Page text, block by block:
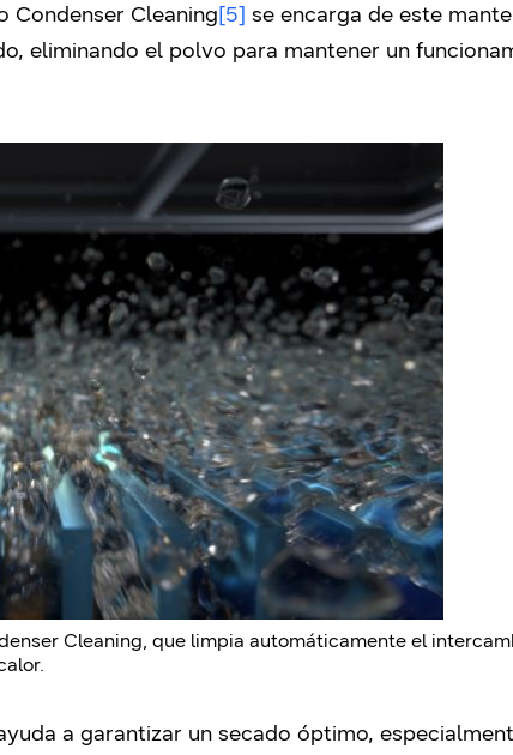
Condenser Cleaning[5] se encarga de este
eliminando el polvo para mantener un
Cleaning, que limpia automáticamente el
a garantizar un secado óptimo,